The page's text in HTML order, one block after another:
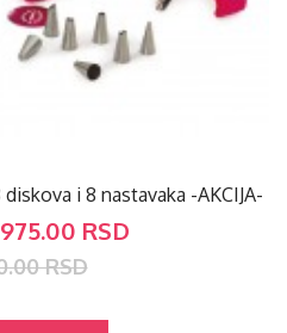
diskova i 8 nastavaka -AKCIJA-
RSD
RSD